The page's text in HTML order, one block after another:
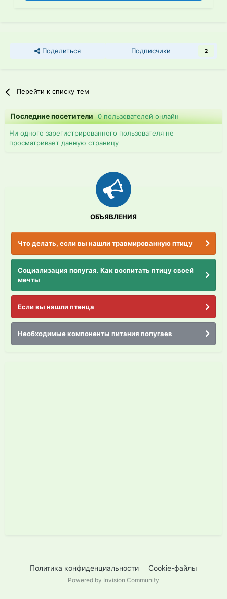
Поделиться Подписчики 2
Перейти к списку тем
Последние посетители0 пользователей онлайн
Ни одного зарегистрированного пользователя не
просматривает данную страницу
ОБЪЯВЛЕНИЯ
Что делать, если вы нашли травмированную птицу
Социализация попугая. Как воспитать птицу своей
мечты
Если вы нашли птенца
Необходимые компоненты питания попугаев
Политика конфиденциальности Cookie-файлы
Powered by Invision Community